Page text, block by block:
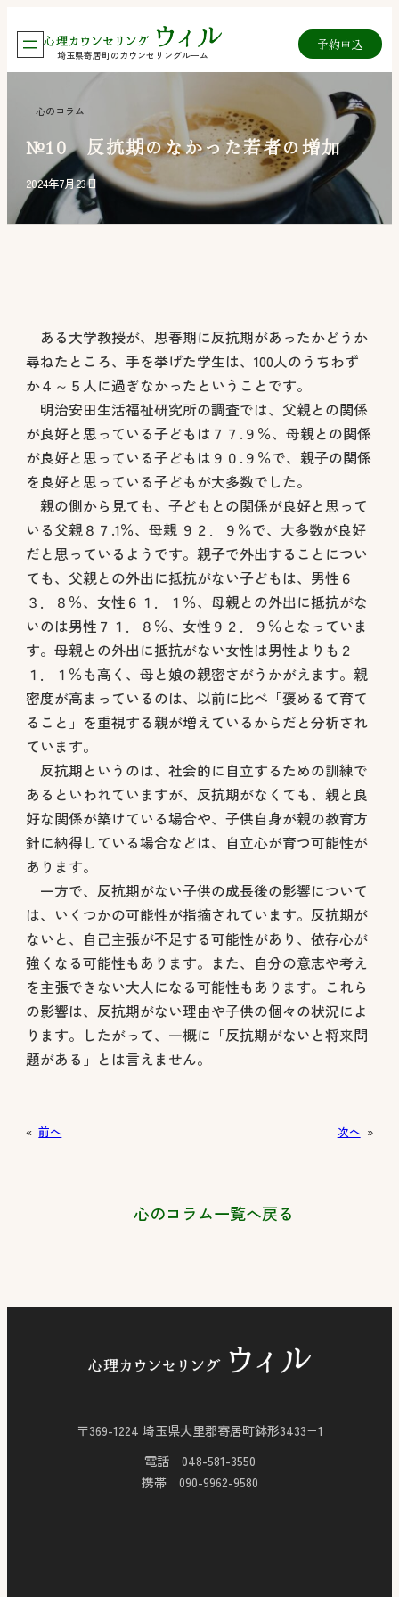
を
埼玉県寄居町のカウンセリングルーム
予約申込
心のコラム
№10 反抗期のなかった若者の増加
2024年7月23日
ある大学教授が、思春期に反抗期があったかどうか
尋ねたところ、手を挙げた学生は、100人のうちわず
か４～５人に過ぎなかったということです。
明治安田生活福祉研究所の調査では、父親との関係
が良好と思っている子どもは７７.９％、母親との関係
が良好と思っている子どもは９０.９％で、親子の関係
を良好と思っている子どもが大多数でした。
親の側から見ても、子どもとの関係が良好と思って
いる父親８７.1％、母親 ９２．９％で、大多数が良好
だと思っているようです。親子で外出することについ
ても、父親との外出に抵抗がない子どもは、男性６
３．８％、女性６１．１％、母親との外出に抵抗がな
いのは男性７１．８％、女性９２．９％となっていま
す。母親との外出に抵抗がない女性は男性よりも２
１．１％も高く、母と娘の親密さがうかがえます。親
密度が高まっているのは、以前に比べ「褒めるて育て
ること」を重視する親が増えているからだと分析され
ています。
反抗期というのは、社会的に自立するための訓練で
あるといわれていますが、反抗期がなくても、親と良
好な関係が築けている場合や、子供自身が親の教育方
針に納得している場合などは、自立心が育つ可能性が
あります。
一方で、反抗期がない子供の成長後の影響について
は、いくつかの可能性が指摘されています。反抗期が
ないと、自己主張が不足する可能性があり、依存心が
強くなる可能性もあります。また、自分の意志や考え
を主張できない大人になる可能性もあります。これら
の影響は、反抗期がない理由や子供の個々の状況によ
ります。したがって、一概に「反抗期がないと将来問
題がある」とは言えません。
« 前へ 次へ »
心のコラム一覧へ戻る
〒369-1224 埼玉県大里郡寄居町鉢形3433−1
電話 048-581-3550
携帯 090-9962-9580